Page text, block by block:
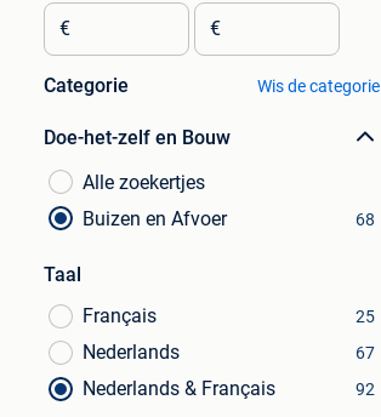
€ €
Categorie Wis de categorie
Doe-het-zelf en Bouw
Alle zoekertjes
Buizen en Afvoer
68
Taal
Français
25
Nederlands 67
Nederlands & Français 92